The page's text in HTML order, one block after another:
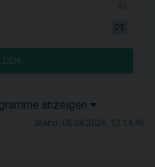
anzeigen